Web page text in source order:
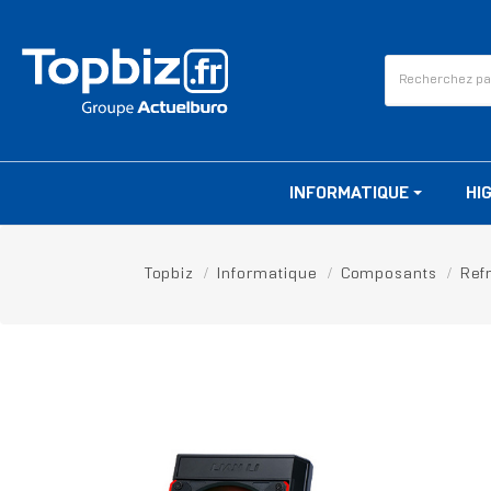
INFORMATIQUE
Topbiz Informatique Composants